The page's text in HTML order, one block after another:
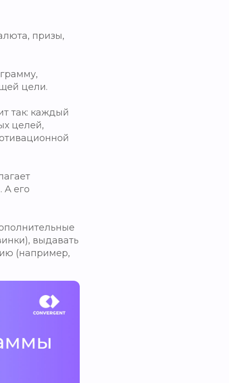
призы,
цели.
так: каждый
целей,
А его
выдавать
(например,